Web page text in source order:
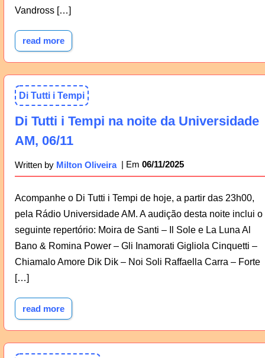
Vandross […]
read more
Di Tutti i Tempi
Di Tutti i Tempi na noite da Universidade
AM, 06/11
Written by Milton Oliveira 06/11/2025
Acompanhe o Di Tutti i Tempi de hoje, a partir das 23h00,
pela Rádio Universidade AM. A audição desta noite inclui o
seguinte repertório: Moira de Santi – Il Sole e La Luna Al
Bano & Romina Power – Gli Inamorati Gigliola Cinquetti –
Chiamalo Amore Dik Dik – Noi Soli Raffaella Carra – Forte
[…]
read more